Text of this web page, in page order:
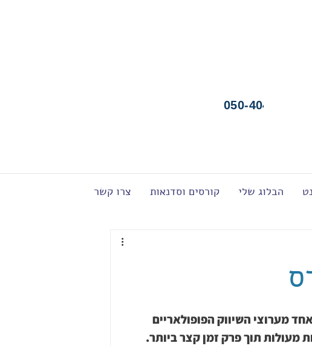
050-4042021
צרו קשר קורסים וסדנאות הבלוג שלי
מערוצי השיווק הפופולאריים
מעולות תוך פרק זמן קצר ביותר.